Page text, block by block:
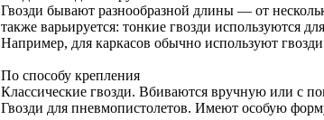
Гвозди бывают разнообразной длины — от
также варьируется: тонкие гвозди используются
Например, для каркасов обычно используют
По способу крепления
Классические гвозди. Вбиваются вручную или с
Гвозди для пневмопистолетов. Имеют особую